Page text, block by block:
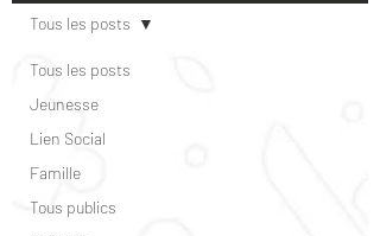
Tous les posts
Jeunesse
Lien Social
Famille
Tous publics
Tous les posts